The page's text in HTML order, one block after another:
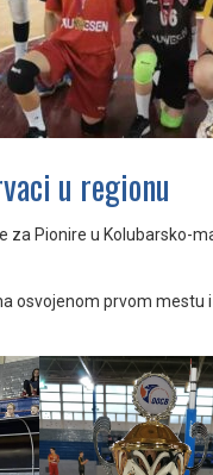
u regionu
za Pionire u Kolubarsko-
osvojenom prvom